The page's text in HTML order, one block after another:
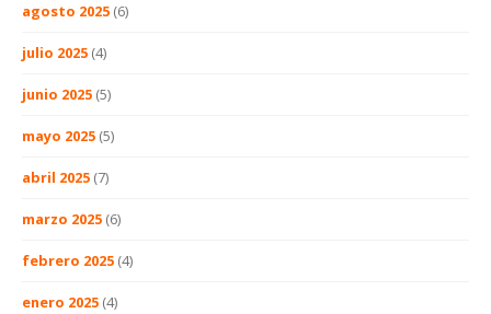
agosto 2025 (6)
julio 2025 (4)
junio 2025 (5)
mayo 2025 (5)
abril 2025 (7)
marzo 2025 (6)
febrero 2025 (4)
enero 2025 (4)